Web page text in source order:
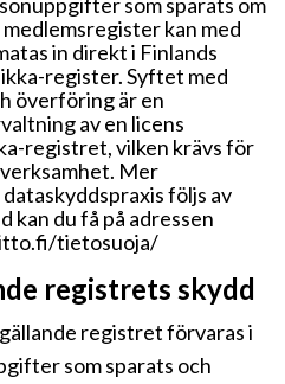
kan med
in direkt i Finlands
register. Syftet med
överföring är en
av en licens
registret, vilken krävs för
Mer
följs av
kan du få på adressen
tietosuoja/
registrets skydd
registret förvaras i
som sparats och